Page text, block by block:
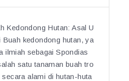
Kedondong Hutan: Asal U
Buah kedondong hutan, ya
ilmiah sebagai Spondias
satu tanaman buah tro
alami di hutan-huta